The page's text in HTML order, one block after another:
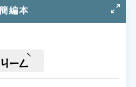
編本
ㄐㄧㄥ